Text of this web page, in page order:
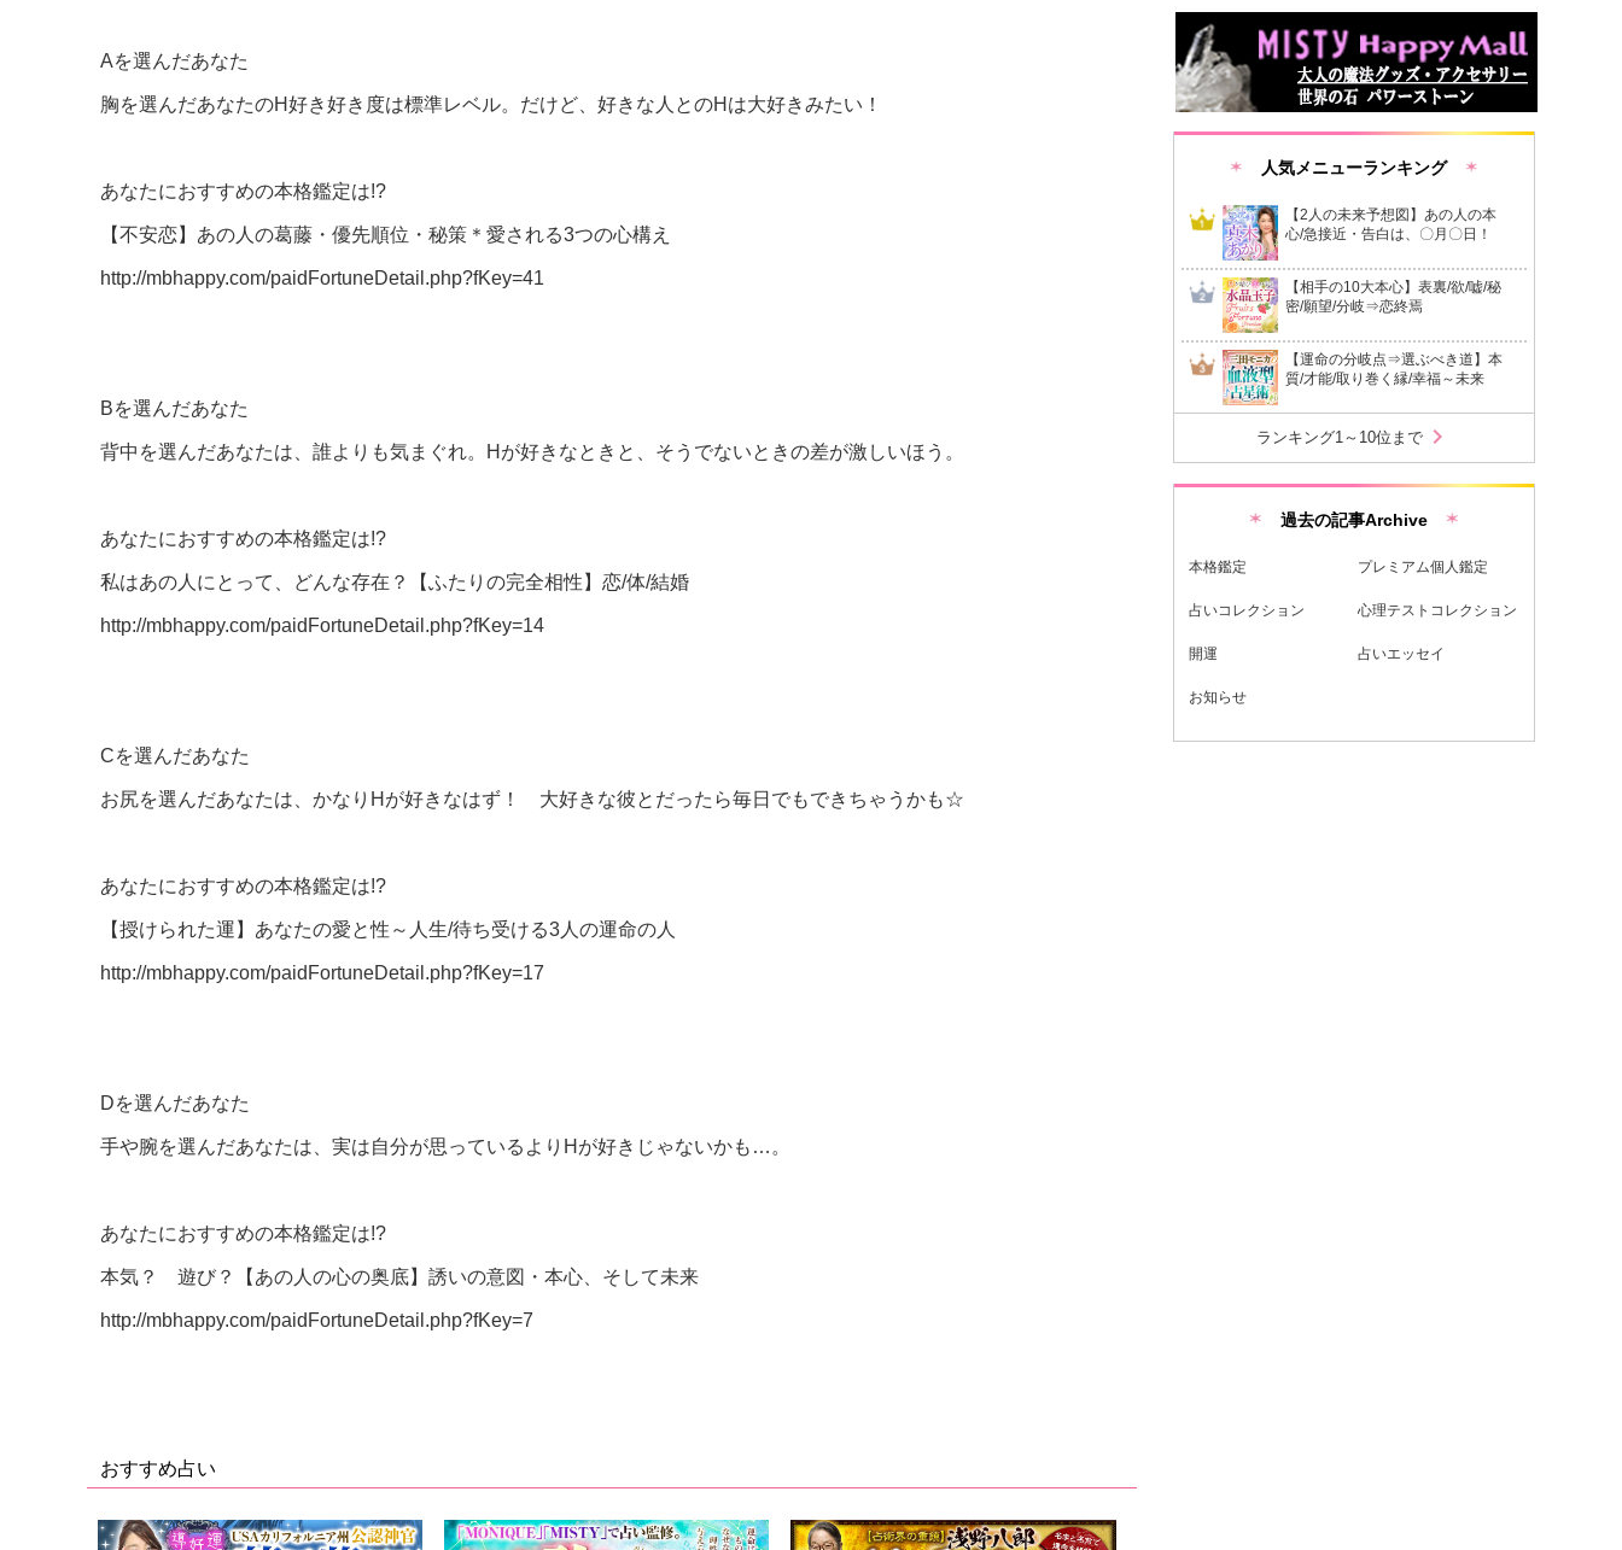
Aを選んだあなた
胸を選んだあなたのH好き好き度は標準レベル。だけど、好きな人とのHは大好きみたい！
あなたにおすすめの本格鑑定は!?
【不安恋】あの人の葛藤・優先順位・秘策＊愛される3つの心構え
http://mbhappy.com/paidFortuneDetail.php?fKey=41
Bを選んだあなた
背中を選んだあなたは、誰よりも気まぐれ。Hが好きなときと、そうでないときの差が激しいほう。
あなたにおすすめの本格鑑定は!?
私はあの人にとって、どんな存在？【ふたりの完全相性】恋/体/結婚
http://mbhappy.com/paidFortuneDetail.php?fKey=14
Cを選んだあなた
お尻を選んだあなたは、かなりHが好きなはず！ 大好きな彼とだったら毎日でもできちゃうかも☆
あなたにおすすめの本格鑑定は!?
【授けられた運】あなたの愛と性～人生/待ち受ける3人の運命の人
http://mbhappy.com/paidFortuneDetail.php?fKey=17
Dを選んだあなた
手や腕を選んだあなたは、実は自分が思っているよりHが好きじゃないかも…。
あなたにおすすめの本格鑑定は!?
本気？ 遊び？【あの人の心の奥底】誘いの意図・本心、そして未来
http://mbhappy.com/paidFortuneDetail.php?fKey=7
おすすめ占い
人気メニューランキング
【2人の未来予想図】あの人の本
心/急接近・告白は、〇月〇日！
【相手の10大本心】表裏/欲/嘘/秘
密/願望/分岐⇒恋終焉
【運命の分岐点⇒選ぶべき道】本
質/才能/取り巻く縁/幸福～未来
ランキング1～10位まで chevron_right
過去の記事Archive
本格鑑定 プレミアム個人鑑定
占いコレクション 心理テストコレクション
開運 占いエッセイ
お知らせ